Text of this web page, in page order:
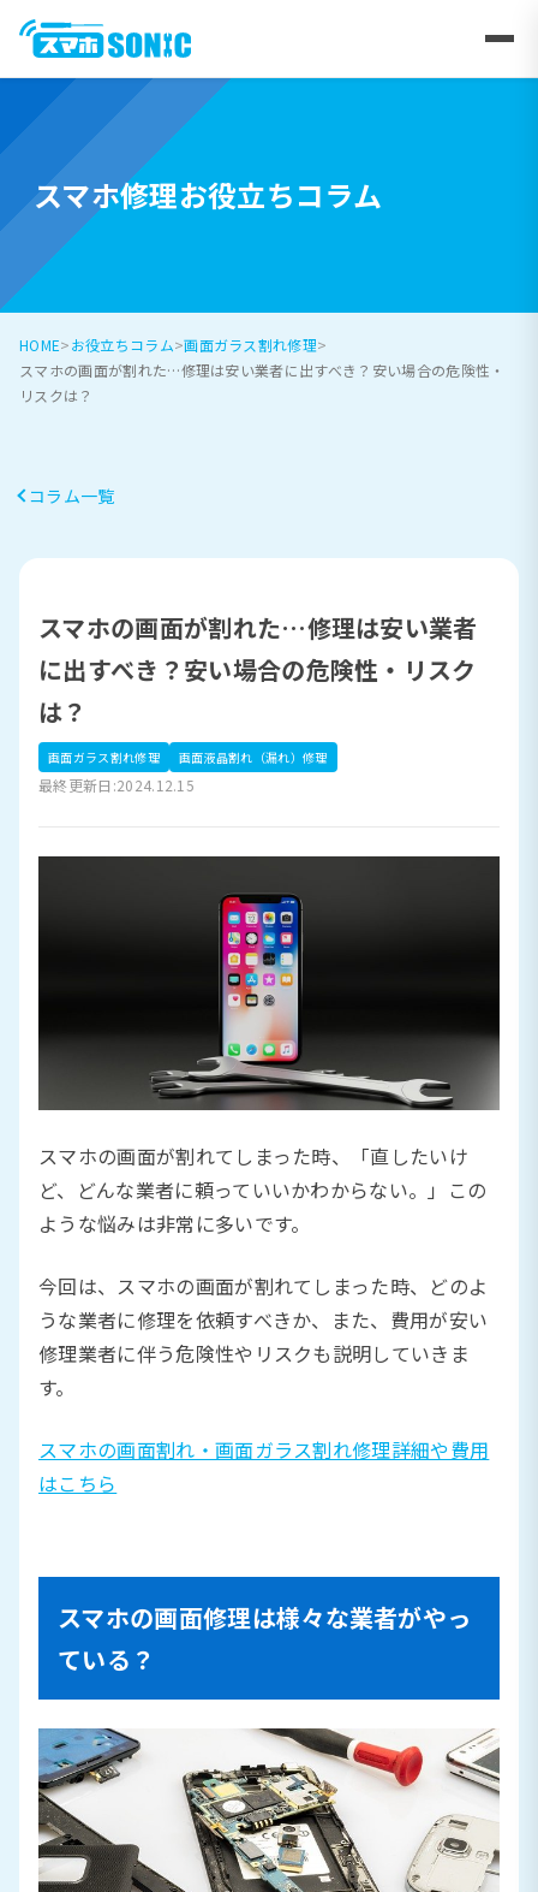
スマホ修理お役立ちコラム
HOME お役立ちコラム 画面ガラス割れ修理
スマホの画面が割れた…修理は安い業者に出すべき？安い場合の危険性・
リスクは？
コラム一覧
スマホの画面が割れた…修理は安い業者
に出すべき？安い場合の危険性・リスク
は？
画面ガラス割れ修理 画面液晶割れ（漏れ）修理
最終更新日:2024.12.15
スマホの画面が割れてしまった時、「直したいけ
ど、どんな業者に頼っていいかわからない。」この
ような悩みは非常に多いです。
今回は、スマホの画面が割れてしまった時、どのよ
うな業者に修理を依頼すべきか、また、費用が安い
修理業者に伴う危険性やリスクも説明していきま
す。
スマホの画面割れ・画面ガラス割れ修理詳細や費用
はこちら
スマホの画面修理は様々な業者がやっ
ている？